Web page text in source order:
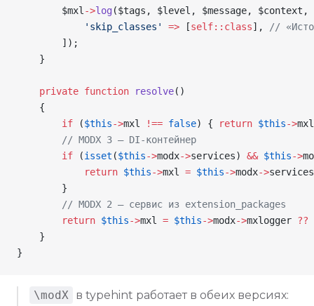
        $mxl
->log ($tags , $level , $message, $context ,
            'skip_classes'
=> [self:: class],
//
        ]);
    }
    private
function resolve()
    {
        if
($this->mxl !== false) { return $this->mxl
        // MODX 3 — DI-контейнер
        if
(isset ($this->modx->services) && $this->
            return
$this->mxl = $this->modx->services
        }
        // MODX 2 — сервис из extension_packages
        return
$this->mxl = $this->modx->mxlogger ??
    }
}
\modX в typehint работает в обеих версиях: